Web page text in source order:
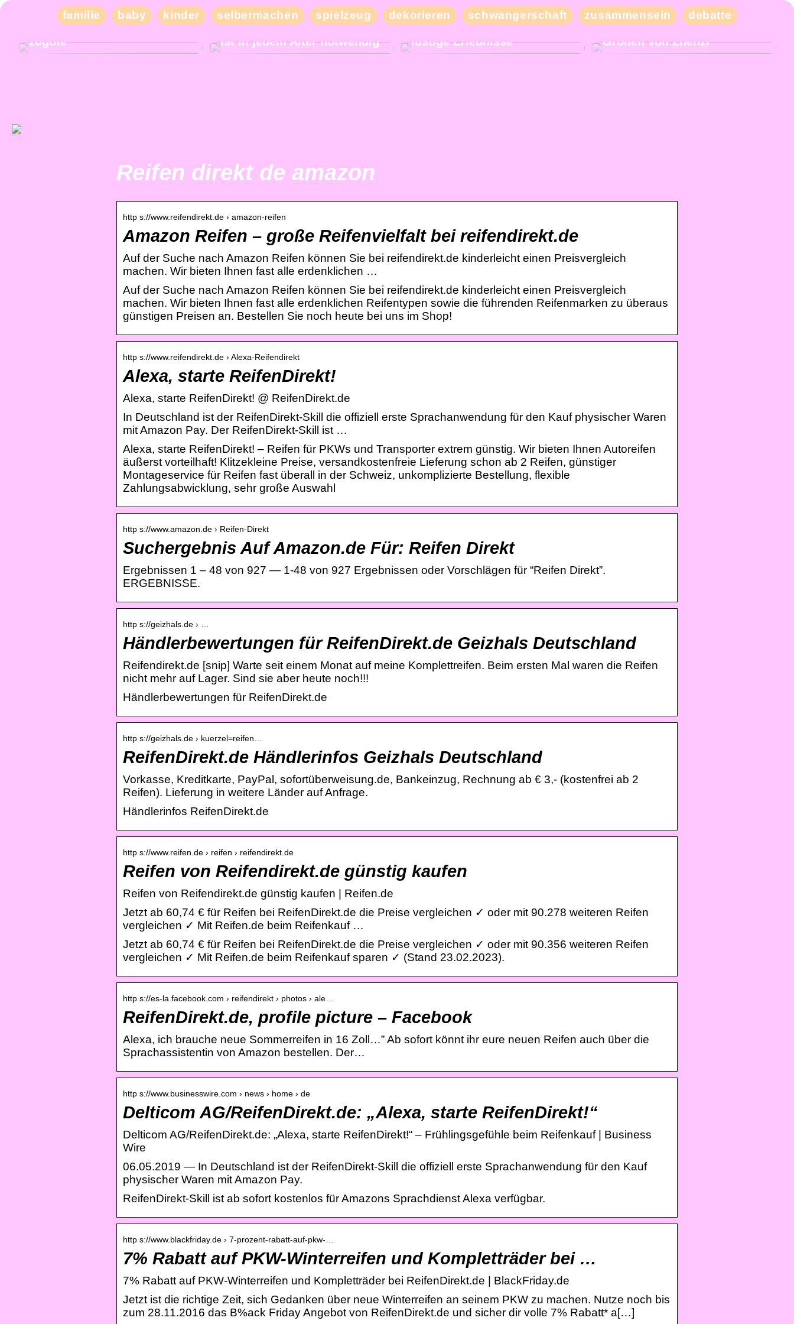
familie baby kinder selbermachen spielzeug dekorieren schwangerschaft zusammensein debatte
Die Therapie in Aarhus
zugute
ist in jedem Alter notwendig
Besuchen Sie unser
Nachbarland und erleben Sie
lustige Erlebnisse
Kaufen Sie moderne und
Größen von Zhenzi
Reifen direkt de amazon
http s://www.reifendirekt.de › amazon-reifen
Amazon Reifen – große Reifenvielfalt bei reifendirekt.de
Auf der Suche nach Amazon Reifen können Sie bei reifendirekt.de kinderleicht einen Preisvergleich
machen. Wir bieten Ihnen fast alle erdenklichen …
Auf der Suche nach Amazon Reifen können Sie bei reifendirekt.de kinderleicht einen Preisvergleich
machen. Wir bieten Ihnen fast alle erdenklichen Reifentypen sowie die führenden Reifenmarken zu überaus
günstigen Preisen an. Bestellen Sie noch heute bei uns im Shop!
http s://www.reifendirekt.de › Alexa-Reifendirekt
Alexa, starte ReifenDirekt!
Alexa, starte ReifenDirekt! @ ReifenDirekt.de
In Deutschland ist der ReifenDirekt-Skill die offiziell erste Sprachanwendung für den Kauf physischer Waren
mit Amazon Pay. Der ReifenDirekt-Skill ist …
Alexa, starte ReifenDirekt! – Reifen für PKWs und Transporter extrem günstig. Wir bieten Ihnen Autoreifen
äußerst vorteilhaft! Klitzekleine Preise, versandkostenfreie Lieferung schon ab 2 Reifen, günstiger
Montageservice für Reifen fast überall in der Schweiz, unkomplizierte Bestellung, flexible
Zahlungsabwicklung, sehr große Auswahl
http s://www.amazon.de › Reifen-Direkt
Suchergebnis Auf Amazon.de Für: Reifen Direkt
Ergebnissen 1 – 48 von 927 — 1-48 von 927 Ergebnissen oder Vorschlägen für “Reifen Direkt”.
ERGEBNISSE.
http s://geizhals.de › …
Händlerbewertungen für ReifenDirekt.de Geizhals Deutschland
Reifendirekt.de [snip] Warte seit einem Monat auf meine Komplettreifen. Beim ersten Mal waren die Reifen
nicht mehr auf Lager. Sind sie aber heute noch!!!
Händlerbewertungen für ReifenDirekt.de
http s://geizhals.de › kuerzel=reifen…
ReifenDirekt.de Händlerinfos Geizhals Deutschland
Vorkasse, Kreditkarte, PayPal, sofortüberweisung.de, Bankeinzug, Rechnung ab € 3,- (kostenfrei ab 2
Reifen). Lieferung in weitere Länder auf Anfrage.
Händlerinfos ReifenDirekt.de
http s://www.reifen.de › reifen › reifendirekt.de
Reifen von Reifendirekt.de günstig kaufen
Reifen von Reifendirekt.de günstig kaufen | Reifen.de
Jetzt ab 60,74 € für Reifen bei ReifenDirekt.de die Preise vergleichen ✓ oder mit 90.278 weiteren Reifen
vergleichen ✓ Mit Reifen.de beim Reifenkauf …
Jetzt ab 60,74 € für Reifen bei ReifenDirekt.de die Preise vergleichen ✓ oder mit 90.356 weiteren Reifen
vergleichen ✓ Mit Reifen.de beim Reifenkauf sparen ✓ (Stand 23.02.2023).
http s://es-la.facebook.com › reifendirekt › photos › ale…
ReifenDirekt.de, profile picture – Facebook
Alexa, ich brauche neue Sommerreifen in 16 Zoll…” Ab sofort könnt ihr eure neuen Reifen auch über die
Sprachassistentin von Amazon bestellen. Der…
http s://www.businesswire.com › news › home › de
Delticom AG/ReifenDirekt.de: „Alexa, starte ReifenDirekt!“
Delticom AG/ReifenDirekt.de: „Alexa, starte ReifenDirekt!“ – Frühlingsgefühle beim Reifenkauf | Business
Wire
06.05.2019 — In Deutschland ist der ReifenDirekt-Skill die offiziell erste Sprachanwendung für den Kauf
physischer Waren mit Amazon Pay.
ReifenDirekt-Skill ist ab sofort kostenlos für Amazons Sprachdienst Alexa verfügbar.
http s://www.blackfriday.de › 7-prozent-rabatt-auf-pkw-…
7% Rabatt auf PKW-Winterreifen und Kompletträder bei …
7% Rabatt auf PKW-Winterreifen und Kompletträder bei ReifenDirekt.de | BlackFriday.de
Jetzt ist die richtige Zeit, sich Gedanken über neue Winterreifen an seinem PKW zu machen. Nutze noch bis
zum 28.11.2016 das B%ack Friday Angebot von ReifenDirekt.de und sicher dir volle 7% Rabatt* a[…]